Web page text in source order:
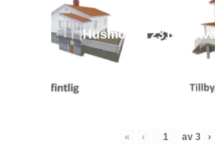
Husmodell 2314 -
« ‹ av 3 ›